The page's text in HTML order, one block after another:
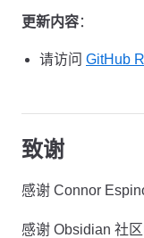
更新内容：
请访问 GitHub
致谢
感谢 Connor
感谢 Obsidian 社区